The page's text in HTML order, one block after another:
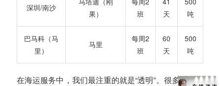
深圳/南沙
果）
班
天
吨
巴马科（马
里）
马里
每周2
班
60
天
500
吨
在海运服务中，我们最注重的就是“透明”。很多客户担